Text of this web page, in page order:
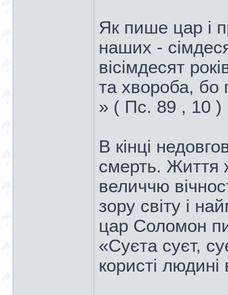
Як пише цар і
наших -
вісімдесят
та хвороба, бо
» ( Пс. 89 , 10 )
В кінці
смерть. Життя
величчю
зору світу і
цар Соломон
«Суєта суєт,
користі